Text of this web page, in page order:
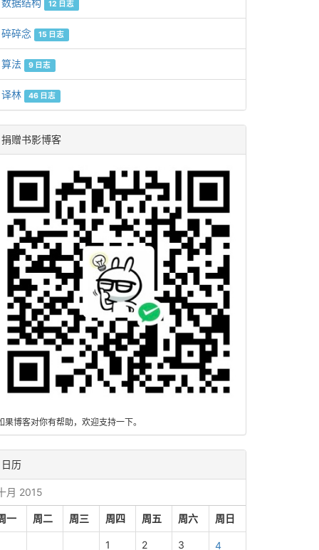
数据结构 12 日志
碎碎念 15 日志
算法 9 日志
译林 46 日志
捐赠书影博客
果博客对你有帮助，欢迎支持一下。
日历
月 2015
一 周二 周三 周四 周五 周六 周日
1 2 3 4